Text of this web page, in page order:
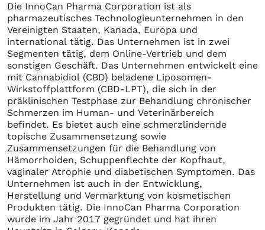
Die InnoCan Pharma Corporation ist als
pharmazeutisches Technologieunternehmen in den
Vereinigten Staaten, Kanada, Europa und
international tätig. Das Unternehmen ist in zwei
Segmenten tätig, dem Online-Vertrieb und dem
sonstigen Geschäft. Das Unternehmen entwickelt eine
mit Cannabidiol (CBD) beladene Liposomen-
Wirkstoffplattform (CBD-LPT), die sich in der
präklinischen Testphase zur Behandlung chronischer
Schmerzen im Human- und Veterinärbereich
befindet. Es bietet auch eine schmerzlindernde
topische Zusammensetzung sowie
Zusammensetzungen für die Behandlung von
Hämorrhoiden, Schuppenflechte der Kopfhaut,
vaginaler Atrophie und diabetischen Symptomen. Das
Unternehmen ist auch in der Entwicklung,
Herstellung und Vermarktung von kosmetischen
Produkten tätig. Die InnoCan Pharma Corporation
wurde im Jahr 2017 gegründet und hat ihren